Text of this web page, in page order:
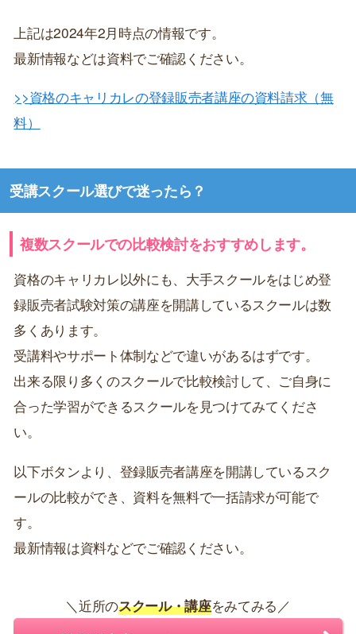
上記は2024年2月時点の情報です。
最新情報などは資料でご確認ください。
>>資格のキャリカレの登録販売者講座の資料請求（無
料）
受講スクール選びで迷ったら？
複数スクールでの比較検討をおすすめします。
資格のキャリカレ以外にも、大手スクールをはじめ登
録販売者試験対策の講座を開講しているスクールは数
多くあります。
受講料やサポート体制などで違いがあるはずです。
出来る限り多くのスクールで比較検討して、ご自身に
合った学習ができるスクールを見つけてみてくださ
い。
以下ボタンより、登録販売者講座を開講しているスク
ールの比較ができ、資料を無料で一括請求が可能で
す。
最新情報は資料などでご確認ください。
＼近所のスクール・講座をみてみる／